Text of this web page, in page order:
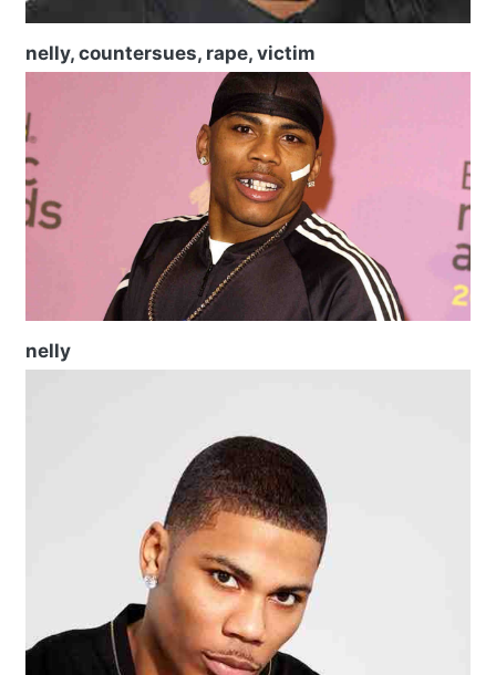
nelly, countersues, rape, victim
nelly